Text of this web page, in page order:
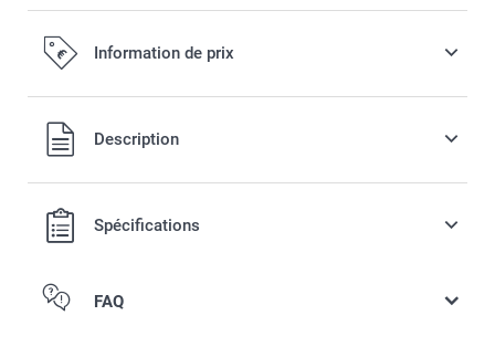
Information de prix
Tous les prix sont en EURO (€), TVA incluse et hors frais de
port.
Description
Spécifications
FAQ